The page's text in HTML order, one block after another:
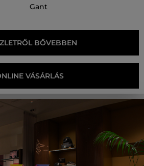
Gant
BŐVEBBEN
VÁSÁRLÁS